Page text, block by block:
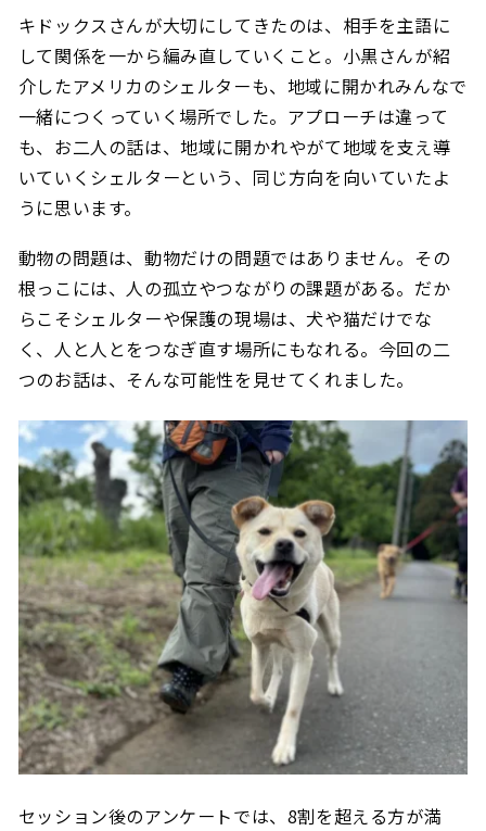
キドックスさんが大切にしてきたのは、相手を主語に
して関係を一から編み直していくこと。小黒さんが紹
介したアメリカのシェルターも、地域に開かれみんなで
一緒につくっていく場所でした。アプローチは違って
も、お二人の話は、地域に開かれやがて地域を支え導
いていくシェルターという、同じ方向を向いていたよ
うに思います。
動物の問題は、動物だけの問題ではありません。その
根っこには、人の孤立やつながりの課題がある。だか
らこそシェルターや保護の現場は、犬や猫だけでな
く、人と人とをつなぎ直す場所にもなれる。今回の二
つのお話は、そんな可能性を見せてくれました。
セッション後のアンケートでは、8割を超える方が満